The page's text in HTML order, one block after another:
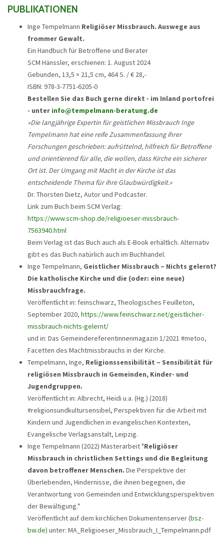
PUBLIKATIONEN
Inge Tempelmann Religiöser Missbrauch. Auswege aus
frommer Gewalt.
Ein Handbuch für Betroffene und Berater
SCM Hänssler, erschienen: 1. August 2024
Gebunden, 13,5 × 21,5 cm, 464 S. / € 28,-
ISBN: 978-3-7751-6205-0
Bestellen Sie das Buch gerne direkt - im Inland portofrei
- unter info@tempelmann-beratung.de
»Die langjährige Expertin für geistlichen Missbrauch Inge
Tempelmann hat eine reife Zusammenfassung ihrer
Forschungen geschrieben: aufrüttelnd, hilfreich für Betroffene
und orientierend für alle, die wollen, dass Kirche ein sicherer
Ort ist. Der Umgang mit Macht in der Kirche ist das
entscheidende Thema für ihre Glaubwürdigkeit.«
Dr. Thorsten Dietz, Autor und Podcaster.
Link zum Buch beim SCM Verlag:
https://www.scm-shop.de/religioeser-missbrauch-
7563940.html
Beim Verlag ist das Buch auch als E-Book erhältlich. Alternativ
gibt es das Buch natürlich auch im Buchhandel.
Inge Tempelmann, Geistlicher Missbrauch – Nichts gelernt?
Die katholische Kirche und die (oder: eine neue)
Missbrauchfrage.
Veröffentlicht in: feinschwarz, Theologisches Feuilleton,
September 2020, https://www.feinschwarz.net/geistlicher-
missbrauch-nichts-gelernt/
und in: Das Gemeindereferentinnenmagazin 1/2021 #metoo,
Facetten des Machtmissbrauchs in der Kirche.
Tempelmann, Inge, Religionssensibilität – Sensibilität für
religiösen Missbrauch in Gemeinden, Kinder- und
Jugendgruppen.
Veröffentlicht in: Albrecht, Heidi u.a. (Hg.) (2018)
#religionsundkultursensibel, Perspektiven für die Arbeit mit
Kindern und Jugendlichen in evangelischen Kontexten,
Evangelische Verlagsanstalt, Leipzig.
Inge Tempelmann (2022) Masterarbeit "Religiöser
Missbrauch in christlichen Settings und die Begleitung
davon betroffener Menschen. Die Perspektive der
Überlebenden, Hindernisse, die ihnen begegnen, die
Verantwortung von Gemeinden und Entwicklungsperspektiven
der Bewältigung."
Veröffentlicht auf dem kirchlichen Dokumentenserver (bsz-
bw.de) unter: MA_Religioeser_Missbrauch_I_Tempelmann.pdf